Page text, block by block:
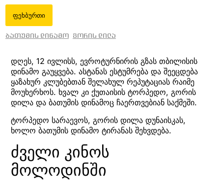
ფეხბურთი
ბათუმის დინამო გორის დილა
დღეს, 12 ივლისს, ევროტურნირის გზას თბილისის
დინამო გაუყვება. ასტანას ესტუმრება და შეეცდება
ყაზახურ კლუბებთან შელახულ რეპუტაციას რაიმე
მოუხერხოს. ხვალ კი ქუთაისის ტორპედო, გორის
დილა და ბათუმის დინამოც ჩაერთვებიან საქმეში.
ტორპედო სარაევოს, გორის დილა დუნაისკას,
ხოლო ბათუმის დინამო ტირანას შეხვდება.
ძველი კინოს
მოლოდინში